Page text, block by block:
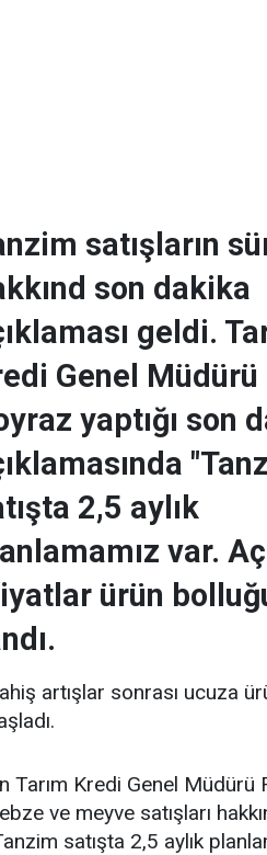
satışların
son dakika
geldi.
Genel Müdürü
yaptığı son
2,5 aylık
var.
ürün
artışlar sonrası ucuza
Tarım Kredi Genel Müdürü
ve meyve satışları
satışta 2,5 aylık